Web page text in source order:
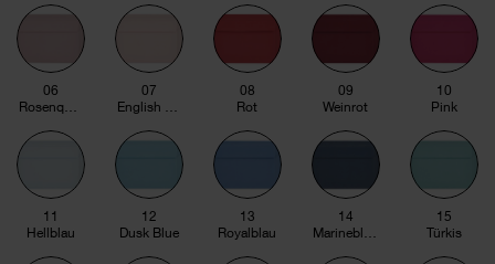
06
07
08
Rot
09
Weinrot
10
Pink
11
Hellblau
12
Dusk Blue
13
Royalblau
14
15
Türkis